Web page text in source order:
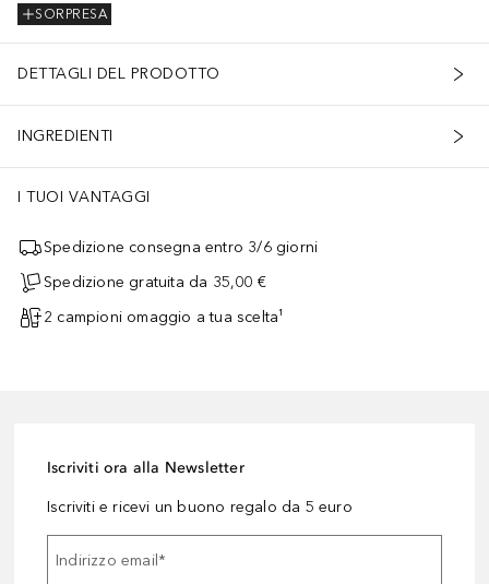
SORPRESA
DETTAGLI DEL PRODOTTO
INGREDIENTI
I TUOI VANTAGGI
Spedizione consegna entro 3/6 giorni
Spedizione gratuita da 35,00 €
2 campioni omaggio a tua scelta¹
Iscriviti ora alla Newsletter
Iscriviti e ricevi un buono regalo da 5 euro
Indirizzo email*